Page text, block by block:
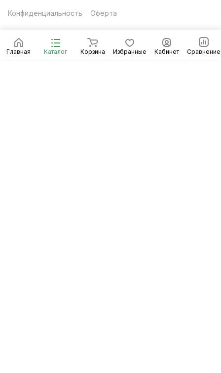
Главная Каталог Корзина Избранные Кабинет Сравнение
Конфиденциальность Оферта